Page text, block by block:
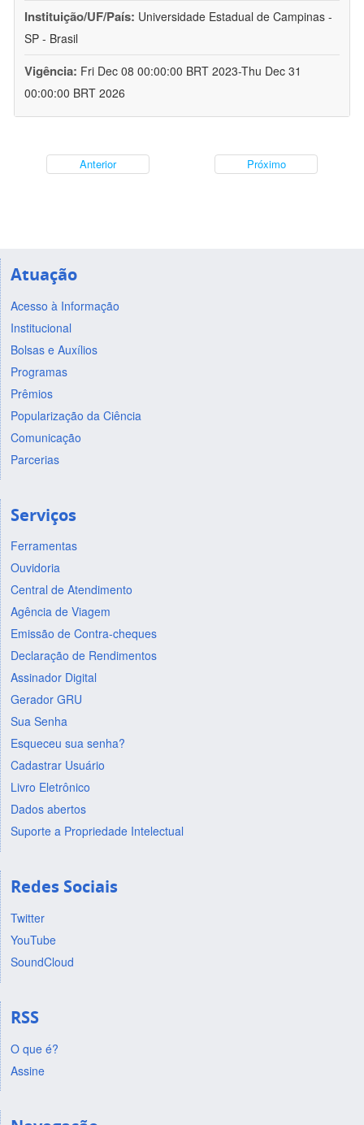
Instituição/UF/País: Universidade Estadual de Campinas -
SP - Brasil
Vigência: Fri Dec 08 00:00:00 BRT 2023-Thu Dec 31
00:00:00 BRT 2026
Anterior Próximo
Atuação
Acesso à Informação
Institucional
Bolsas e Auxílios
Programas
Prêmios
Popularização da Ciência
Comunicação
Parcerias
Serviços
Ferramentas
Ouvidoria
Central de Atendimento
Agência de Viagem
Emissão de Contra-cheques
Declaração de Rendimentos
Assinador Digital
Gerador GRU
Sua Senha
Esqueceu sua senha?
Cadastrar Usuário
Livro Eletrônico
Dados abertos
Suporte a Propriedade Intelectual
Redes Sociais
Twitter
YouTube
SoundCloud
RSS
O que é?
Assine